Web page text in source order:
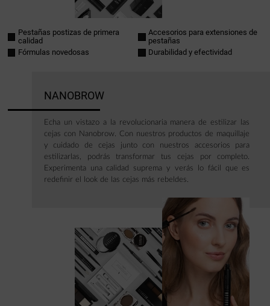
Pestañas postizas de primera
calidad
Accesorios para extensiones de
pestañas
Fórmulas novedosas
Durabilidad y efectividad
NANOBROW
Echa un vistazo a la revolucionaria manera de estilizar las
cejas con Nanobrow. Con nuestros productos de maquillaje
y cuidado de cejas junto con nuestros accesorios para
estilizarlas, podrás transformar tus cejas por completo.
Experimenta una calidad suprema y verás lo fácil que es
redefinir el look de las cejas más rebeldes.